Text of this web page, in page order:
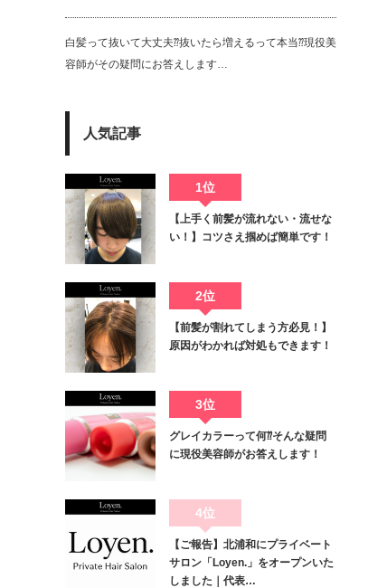
白髪って抜いて大丈夫⁇抜いたら増えるって本当⁇現役美
容師がその疑問にお答えします…
人気記事
1位
【上手く前髪が流れない・流せな
い！】コツさえ掴めば簡単です！
2位
【前髪が割れてしまう方必見！】
原因がわかれば対処もできます！
3位
グレイカラーって何⁇そんな疑問
に現役美容師がお答えします！
4位
【ご報告】北浦和にプライベート
サロン「Loyen.」をオープンいた
しました｜代表…